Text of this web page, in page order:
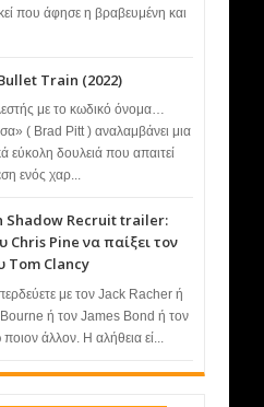
που άφησε η βραβευμένη και
Train (2022)
με το κωδικό όνομα…
( Brad Pitt ) αναλαμβάνει μια
εύκολη δουλειά που απαιτεί
ενός χαρ...
Shadow Recruit trailer:
Chris Pine να παίξει τον
Tom Clancy
με τον Jack Racher ή
ή τον James Bond ή τον
άλλον. Η αλήθεια εί...